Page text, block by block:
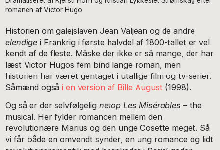
romanen af Victor Hugo
Historien om galejslaven Jean Valjean og de andre
elendige i Frankrig i første halvdel af 1800-tallet er vel
kendt af de fleste. Måske der ikke er så mange, der har
læst Victor Hugos fem bind lange roman, men
historien har været gentaget i utallige film og tv-serier.
Såmænd ogsåi en version af Bille August (1998).
Og så er der selvfølgelignetop Les Misérables– the
musical. Her fylder romancen mellem den
revolutionære Marius og den unge Cosette meget. Så
vi får både en omvendt synder, en ung romance og lidt